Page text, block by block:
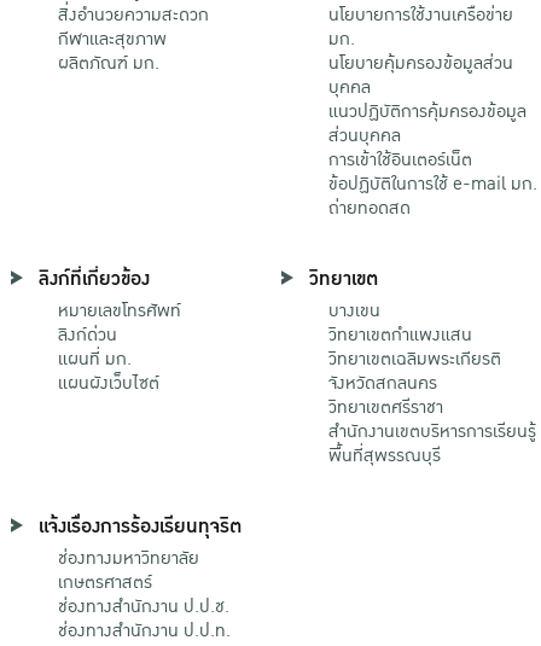
สิ่งอำนวยความสะดวก
กีฬาและสุขภาพ
ผลิตภัณฑ์ มก.
นโยบายการใช้งานเครือข่าย
มก.
นโยบายคุ้มครองข้อมูลส่วน
บุคคล
แนวปฏิบัติการคุ้มครองข้อมูล
ส่วนบุคคล
การเข้าใช้อินเตอร์เน็ต
ข้อปฏิบัติในการใช้ e-mail มก.
ถ่ายทอดสด
ลิงก์ที่เกี่ยวข้อง
หมายเลขโทรศัพท์
ลิงก์ด่วน
แผนที่ มก.
แผนผังเว็บไซต์
วิทยาเขต
บางเขน
วิทยาเขตกําแพงแสน
วิทยาเขตเฉลิมพระเกียรติ
จังหวัดสกลนคร
วิทยาเขตศรีราชา
สำนักงานเขตบริหารการเรียนรู้
พื้นที่สุพรรณบุรี
แจ้งเรื่องการร้องเรียนทุจริต
ช่องทางมหาวิทยาลัย
เกษตรศาสตร์
ช่องทางสำนักงาน ป.ป.ช.
ช่องทางสำนักงาน ป.ป.ท.